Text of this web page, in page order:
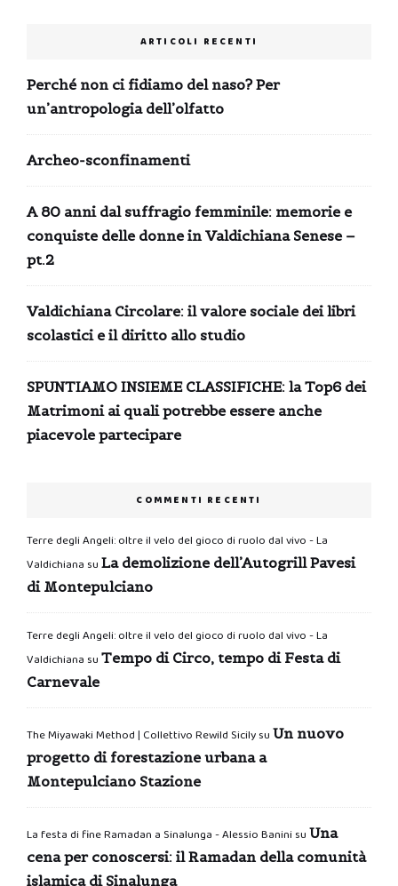
ARTICOLI RECENTI
Perché non ci fidiamo del naso? Per
un’antropologia dell’olfatto
Archeo-sconfinamenti
A 80 anni dal suffragio femminile: memorie e
conquiste delle donne in Valdichiana Senese –
pt.2
Valdichiana Circolare: il valore sociale dei libri
scolastici e il diritto allo studio
SPUNTIAMO INSIEME CLASSIFICHE: la Top6 dei
Matrimoni ai quali potrebbe essere anche
piacevole partecipare
COMMENTI RECENTI
Terre degli Angeli: oltre il velo del gioco di ruolo dal vivo - La
Valdichiana su La demolizione dell’Autogrill Pavesi
di Montepulciano
Terre degli Angeli: oltre il velo del gioco di ruolo dal vivo - La
Valdichiana su Tempo di Circo, tempo di Festa di
Carnevale
The Miyawaki Method | Collettivo Rewild Sicilysu Un nuovo
progetto di forestazione urbana a
Montepulciano Stazione
La festa di fine Ramadan a Sinalunga - Alessio Banini su Una
cena per conoscersi: il Ramadan della comunità
islamica di Sinalunga